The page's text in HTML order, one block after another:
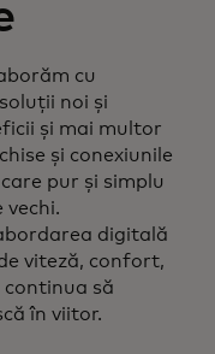
cu
noi și
și mai multor
și conexiunile
pur și simplu
vechi.
digitală
viteză, confort,
să
în viitor.